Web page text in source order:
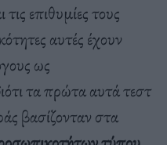
επιθυμίες τους
αυτές έχουν
ως
τα πρώτα αυτά τεστ
βασίζονταν στα